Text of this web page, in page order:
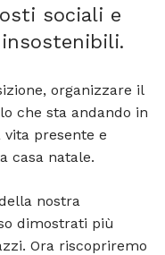
sociali e
organizzare il
che sta andando in
presente e
casa natale.
nostra
dimostrati più
Ora riscopriremo